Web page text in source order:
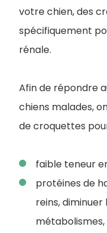
votre chien, des
spécifiquement
rénale.
Afin de répondre
chiens malades,
de croquettes
faible teneur
protéines de
reins,
métabolismes,